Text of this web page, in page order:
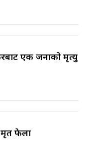
एक जनाको मृत्यु
मृत फेला